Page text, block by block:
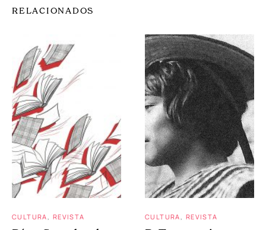
RELACIONADOS
CULTURA REVISTA CULTURA REVISTA